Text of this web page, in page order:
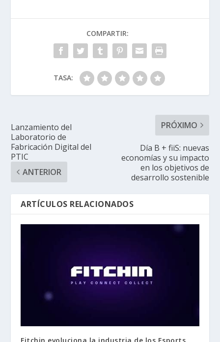
COMPARTIR:
TASA:
Lanzamiento del
Laboratorio de
Fabricación Digital del
PTIC
ANTERIOR
PRÓXIMO
Día B + fiiS: nuevas
economías y su impacto
en los objetivos de
desarrollo sostenible
ARTÍCULOS RELACIONADOS